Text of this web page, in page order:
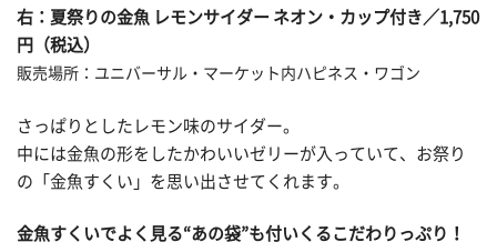
右： 夏祭りの金魚 レモンサイダー ネオン・カップ付き／1,750
円（税込）
販売場所：ユニバーサル・マーケット内ハピネス・ワゴン
さっぱりとしたレモン味のサイダー。
中には金魚の形をしたかわいいゼリーが入っていて、お祭り
の「金魚すくい」を思い出させてくれます。
金魚すくいでよく見る“あの袋”も付いくるこだわりっぷり！